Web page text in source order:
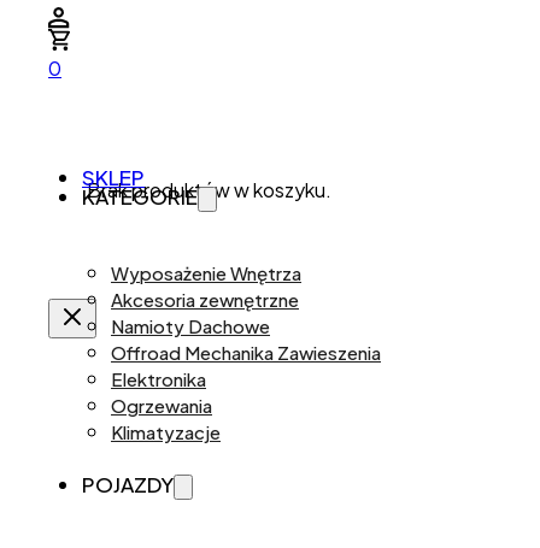
0
Brak produktów w koszyku.
SKLEP
KATEGORIE
Wyposażenie Wnętrza
Akcesoria zewnętrzne
Namioty Dachowe
Offroad Mechanika Zawieszenia
Elektronika
Ogrzewania
Klimatyzacje
POJAZDY